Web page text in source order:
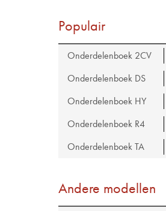
Populair
Onderdelenboek 2CV
Onderdelenboek DS
Onderdelenboek HY
Onderdelenboek R4
Onderdelenboek TA
Andere modellen